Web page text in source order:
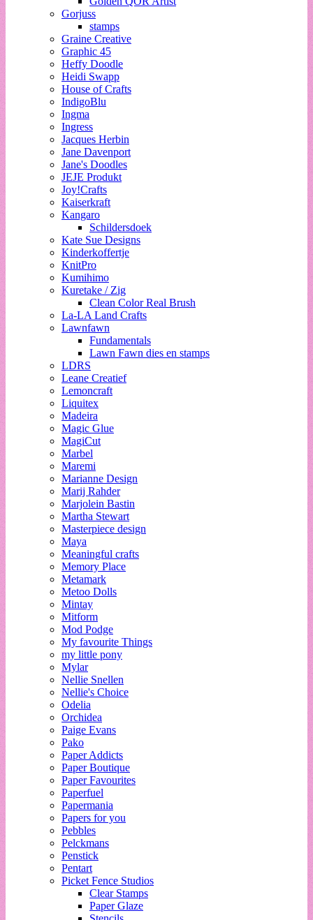
Gorjuss
stamps
Graine Creative
Graphic 45
Heffy Doodle
Heidi Swapp
House of Crafts
IndigoBlu
Ingma
Ingress
Jacques Herbin
Jane Davenport
Jane's Doodles
JEJE Produkt
Joy!Crafts
Kaiserkraft
Kangaro
Schildersdoek
Kate Sue Designs
Kinderkoffertje
KnitPro
Kumihimo
Kuretake / Zig
Clean Color Real Brush
La-LA Land Crafts
Lawnfawn
Fundamentals
Lawn Fawn dies en stamps
LDRS
Leane Creatief
Lemoncraft
Liquitex
Madeira
Magic Glue
MagiCut
Marbel
Maremi
Marianne Design
Marij Rahder
Marjolein Bastin
Martha Stewart
Masterpiece design
Maya
Meaningful crafts
Memory Place
Metamark
Metoo Dolls
Mintay
Mitform
Mod Podge
My favourite Things
my little pony
Mylar
Nellie Snellen
Nellie's Choice
Odelia
Orchidea
Paige Evans
Pako
Paper Addicts
Paper Boutique
Paper Favourites
Paperfuel
Papermania
Papers for you
Pebbles
Pelckmans
Penstick
Pentart
Picket Fence Studios
Clear Stamps
Paper Glaze